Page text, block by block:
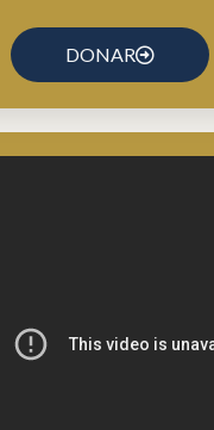
DONAR